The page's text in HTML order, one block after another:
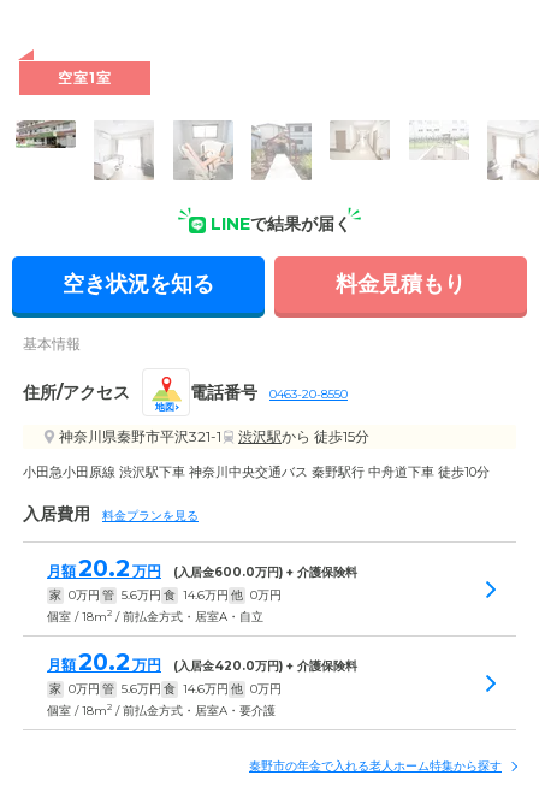
空室1室
LINEで結果が届く
空き状況を知る 料金見積もり
基本情報
住所/アクセス
地図
電話番号 0463-20-8550
神奈川県秦野市平沢321-1 渋沢駅から 徒歩15分
小田急小田原線 渋沢駅下車 神奈川中央交通バス 秦野駅行 中舟道下車 徒歩10分
入居費用 料金プランを見る
月額20.2 万円 (入居金600.0万円) + 介護保険料
家 0万円 管 5.6万円 食 14.6万円 他 0万円
個室 / 18m2 / 前払金方式・居室A・自立
月額20.2 万円 (入居金420.0万円) + 介護保険料
家 0万円 管 5.6万円 食 14.6万円 他 0万円
個室 / 18m2 / 前払金方式・居室A・要介護
秦野市の年金で入れる老人ホーム特集から探す